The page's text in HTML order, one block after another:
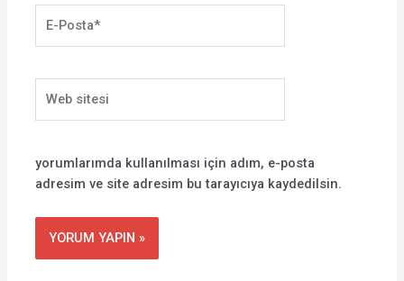
Posta*
sitesi
yorumlarımda kullanılması için adım, e-posta
adresim ve site adresim bu tarayıcıya kaydedilsin.